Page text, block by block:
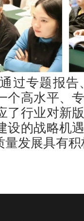
过专题报
个高水平、
了行业对新
设的战略机
发展具有